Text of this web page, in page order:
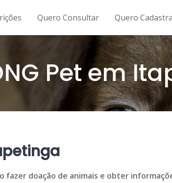
Quero Consultar Quero
Pet em
fazer doação de animais e obter